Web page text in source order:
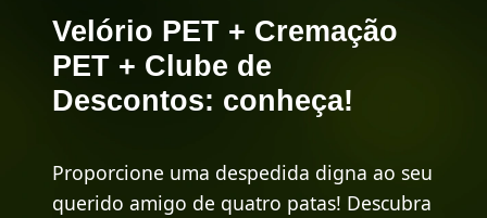
Velório PET + Cremação
PET + Clube de
Descontos: conheça!
Proporcione uma despedida digna ao seu
querido amigo de quatro patas! Descubra